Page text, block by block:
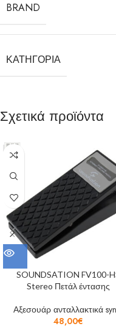
BRAND
ΚΑΤΗΓΟΡΊΑ
Σχετικά προϊόντα
SOUNDSATION FV100-
Stereo Πετάλ έντασης
Αξεσουάρ ανταλλακτικά
48,00€